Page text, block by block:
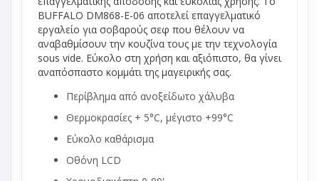
BUFFALO DM868-E-06 αποτελεί επαγγελματικό
εργαλείο για σοβαρούς σεφ που θέλουν να
αναβαθμίσουν την κουζίνα τους με την τεχνολογία
sous vide. Εύκολο στη χρήση και αξιόπιστο, θα γίνει
αναπόσπαστο κομμάτι της μαγειρικής σας.
Περίβλημα από ανοξείδωτο χάλυβα
Θερμοκρασίες + 5°C, μέγιστο +99°C
Εύκολο καθάρισμα
Οθόνη LCD